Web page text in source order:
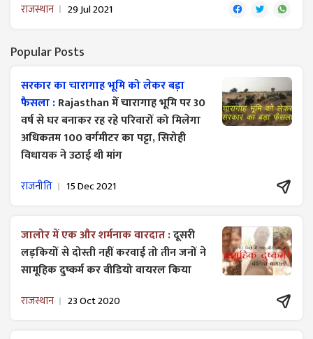
राजस्थान 29 Jul 2021
Popular Posts
सरकार का चारागाह भूमि को लेकर बड़ा
फैसला :Rajasthan में चारागाह भूमि पर 30
वर्ष से घर बनाकर रह रहे परिवारों को मिलेगा
अधिकतम 100 वर्गमीटर का पट्टा, सिरोही
विधायक ने उठाई थी मांग
राजनीति 15 Dec 2021
जालोर में एक और शर्मनाक वारदात :दूसरी
लड़कियों से दोस्ती नहीं करवाई तो तीन जनों ने
सामूहिक दुष्कर्म कर वीडियो वायरल किया
राजस्थान 23 Oct 2020